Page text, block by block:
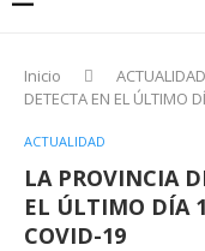
Inicio ACTUALIDAD
DETECTA EN EL ÚLTIMO
ACTUALIDAD
LA PROVINCIA
EL ÚLTIMO DÍA
COVID-19